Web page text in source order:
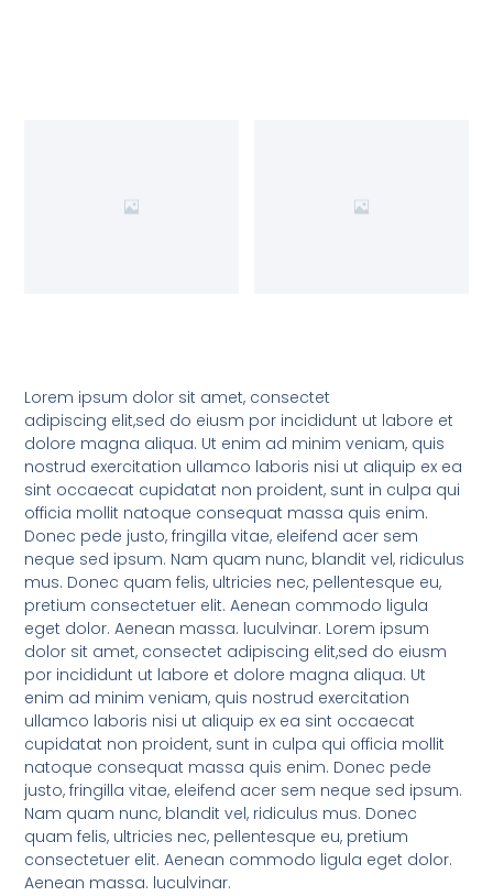
Lorem ipsum dolor sit amet, consectet
adipiscing elit,sed do eiusm por incididunt ut labore et
dolore magna aliqua. Ut enim ad minim veniam, quis
nostrud exercitation ullamco laboris nisi ut aliquip ex ea
sint occaecat cupidatat non proident, sunt in culpa qui
officia mollit natoque consequat massa quis enim.
Donec pede justo, fringilla vitae, eleifend acer sem
neque sed ipsum. Nam quam nunc, blandit vel, ridiculus
mus. Donec quam felis, ultricies nec, pellentesque eu,
pretium consectetuer elit. Aenean commodo ligula
eget dolor. Aenean massa. luculvinar. Lorem ipsum
dolor sit amet, consectet adipiscing elit,sed do eiusm
por incididunt ut labore et dolore magna aliqua. Ut
enim ad minim veniam, quis nostrud exercitation
ullamco laboris nisi ut aliquip ex ea sint occaecat
cupidatat non proident, sunt in culpa qui officia mollit
natoque consequat massa quis enim. Donec pede
justo, fringilla vitae, eleifend acer sem neque sed ipsum.
Nam quam nunc, blandit vel, ridiculus mus. Donec
quam felis, ultricies nec, pellentesque eu, pretium
consectetuer elit. Aenean commodo ligula eget dolor.
Aenean massa. luculvinar.